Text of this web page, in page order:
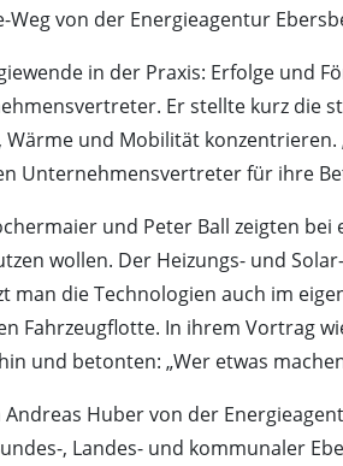
Weg von der Energieagentur
in der Praxis: Erfolge und
Er stellte kurz die
und Mobilität
Unternehmensvertreter für ihre
und Peter Ball zeigten
wollen. Der Heizungs- und
man die Technologien auch im
Fahrzeugflotte. In ihrem Vortrag
und betonten: „Wer etwas
Huber von der
, Landes- und kommunaler